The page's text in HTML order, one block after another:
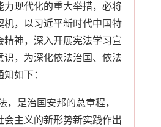
力现代化的重大举措，必将
机，以习近平新时代中国特
神，深入开展宪法学习宣
，为深化依法治国、依法
如下：
，是治国安邦的总章程，
主义的新形势新实践作出